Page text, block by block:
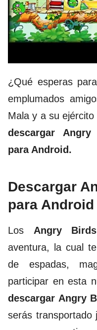
¿Qué esperas
emplumados
Mala y a su
descargar
para Android.
Descargar
para Android
Los Angry Birds
aventura, la cual
de espadas,
participar en esta
descargar Angry
serás transportado